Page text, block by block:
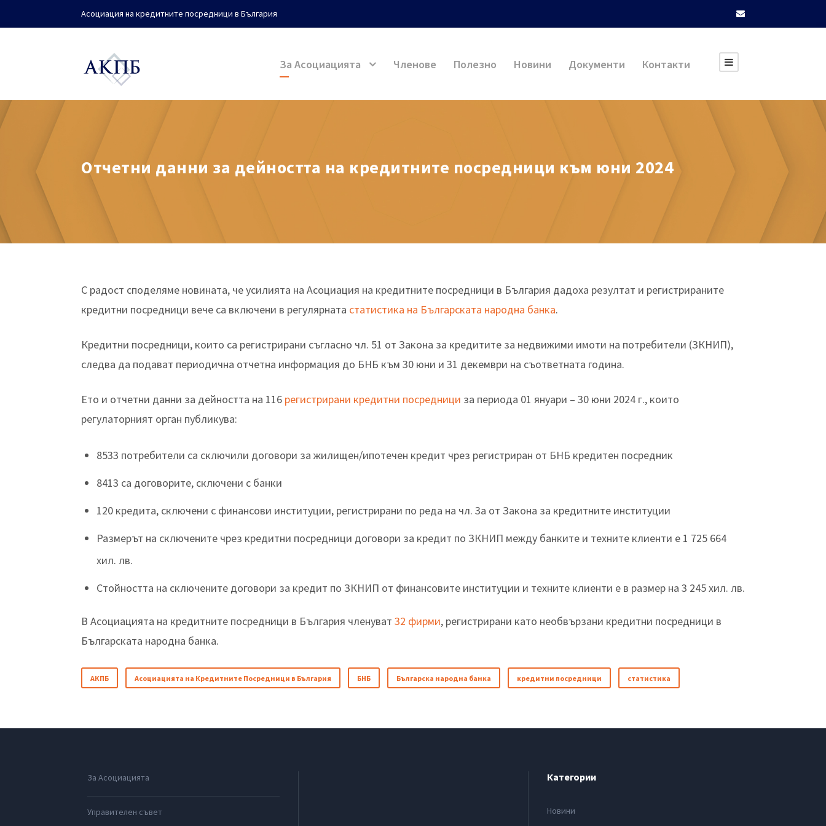
Асоциация на кредитните посредници в България
За Асоциацията Членове Полезно Новини Документи Контакти
Отчетни данни за дейността на кредитните посредници към юни 2024
С радост споделяме новината, че усилията на Асоциация на кредитните посредници в България дадоха резултат и регистрираните
кредитни посредници вече са включени в регулярната статистика на Българската народна банка.
Кредитни посредници, които са регистрирани съгласно чл. 51 от Закона за кредитите за недвижими имоти на потребители (ЗКНИП),
следва да подават периодична отчетна информация до БНБ към 30 юни и 31 декември на съответната година.
Ето и отчетни данни за дейността на 116 регистрирани кредитни посредници за периода 01 януари – 30 юни 2024 г., които
регулаторният орган публикува:
8533 потребители са сключили договори за жилищен/ипотечен кредит чрез регистриран от БНБ кредитен посредник
8413 са договорите, сключени с банки
120 кредита, сключени с финансови институции, регистрирани по реда на чл. 3а от Закона за кредитните институции
Размерът на сключените чрез кредитни посредници договори за кредит по ЗКНИП между банките и техните клиенти е 1 725 664
хил. лв.
Стойността на сключените договори за кредит по ЗКНИП от финансовите институции и техните клиенти е в размер на 3 245 хил. лв.
В Асоциацията на кредитните посредници в България членуват 32 фирми, регистрирани като необвързани кредитни посредници в
Българската народна банка.
АКПБ Асоциацията на Кредитните Посредници в България БНБ Българска народна банка кредитни посредници статистика
За Асоциацията
Управителен съвет
Категории
Новини